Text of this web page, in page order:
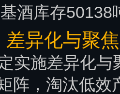
酒库存
差异化与聚
实施差异化与
阵，淘汰低效